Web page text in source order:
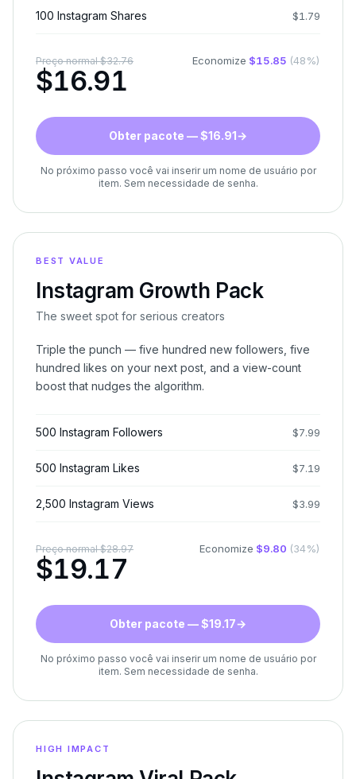
100 Instagram Shares $1.79
Preço normal$32.76
$16.91
Economize $15.85 (48%)
Obter pacote — $16.91→
No próximo passo você vai inserir um nome de usuário por
item. Sem necessidade de senha.
BEST VALUE
Instagram Growth Pack
The sweet spot for serious creators
Triple the punch — five hundred new followers, five
hundred likes on your next post, and a view-count
boost that nudges the algorithm.
500 Instagram Followers $7.99
500 Instagram Likes $7.19
2,500 Instagram Views $3.99
Preço normal$28.97
$19.17
Economize $9.80 (34%)
Obter pacote — $19.17→
No próximo passo você vai inserir um nome de usuário por
item. Sem necessidade de senha.
HIGH IMPACT